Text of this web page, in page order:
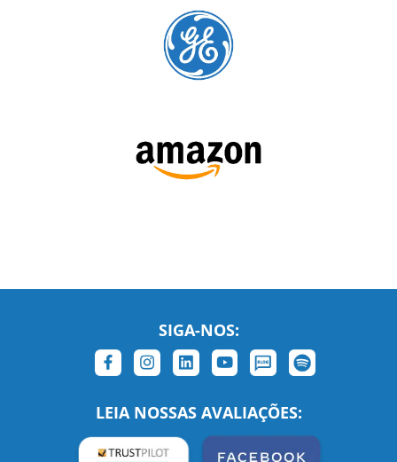
SIGA-NOS:
LEIA NOSSAS AVALIAÇÕES: